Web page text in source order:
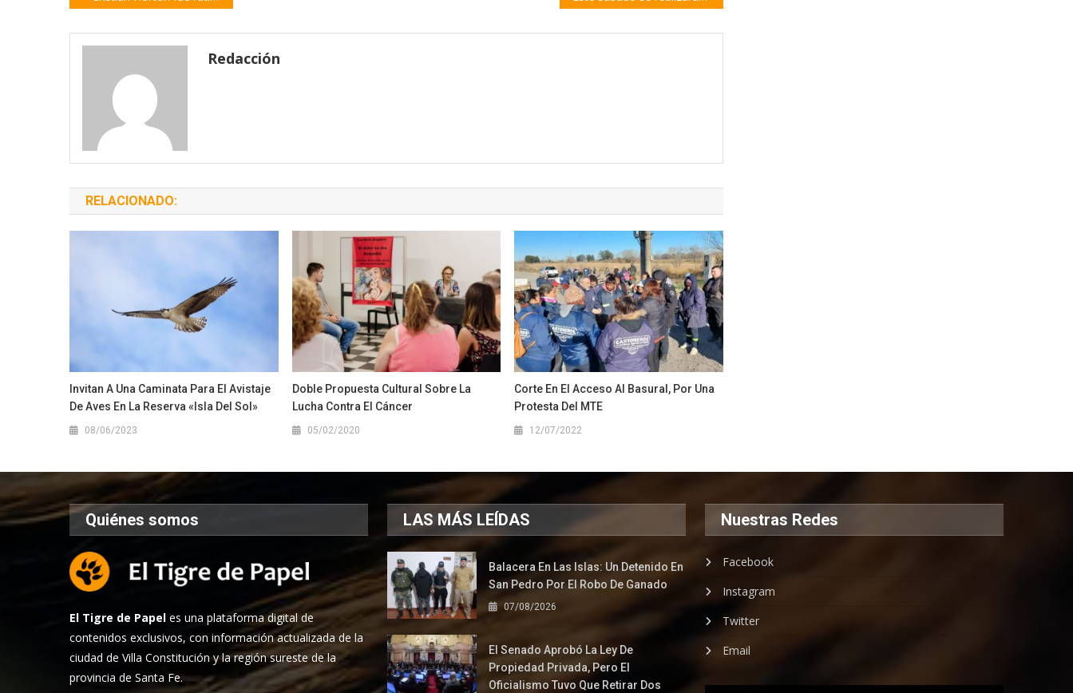
entradas
Redacción
RELACIONADO:
Invitan A Una Caminata Para El Avistaje
De Aves En La Reserva «Isla Del Sol»
08/06/2023
Doble Propuesta Cultural Sobre La
Lucha Contra El Cáncer
05/02/2020
Corte En El Acceso Al Basural, Por Una
Protesta Del MTE
12/07/2022
Quiénes somos
El Tigre de Papel es una plataforma digital de
contenidos exclusivos, con información actualizada de la
ciudad de Villa Constitución y la región sureste de la
provincia de Santa Fe.
LAS MÁS LEÍDAS
Balacera En Las Islas: Un Detenido En
San Pedro Por El Robo De Ganado
07/08/2026
El Senado Aprobó La Ley De
Propiedad Privada, Pero El
Oficialismo Tuvo Que Retirar Dos
Nuestras Redes
Facebook
Instagram
Twitter
Email